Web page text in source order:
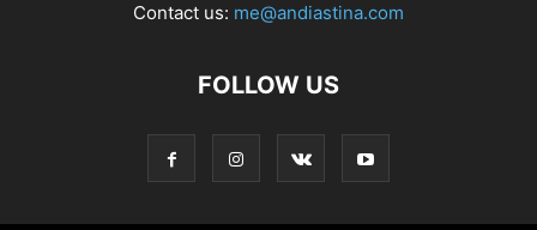
Contact us: me@andiastina.com
FOLLOW US